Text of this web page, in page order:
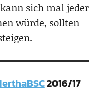
sich mal jeder
würde, sollten
2016/17